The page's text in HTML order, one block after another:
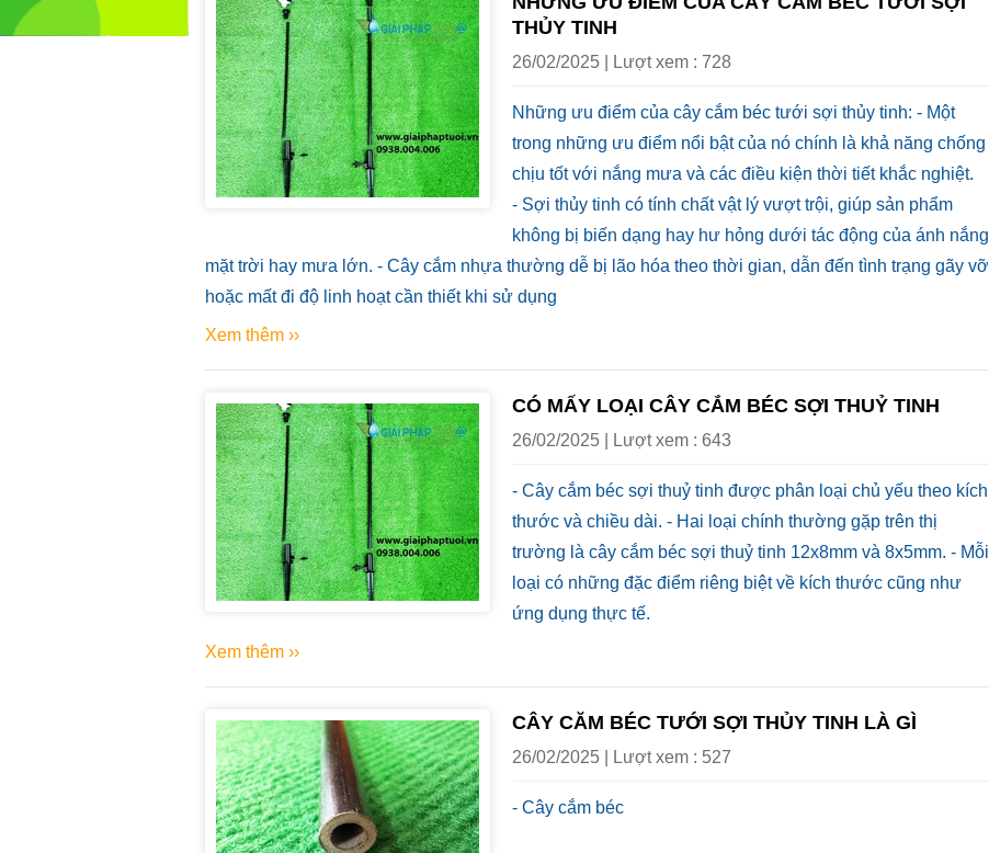
THỦY TINH
26/02/2025 | Lượt xem : 728
Những ưu điểm của cây cắm béc tưới sợi thủy tinh: - Một
trong những ưu điểm nổi bật của nó chính là khả năng chống
chịu tốt với nắng mưa và các điều kiện thời tiết khắc nghiệt.
- Sợi thủy tinh có tính chất vật lý vượt trội, giúp sản phẩm
không bị biến dạng hay hư hỏng dưới tác động của ánh nắng
mặt trời hay mưa lớn. - Cây cắm nhựa thường dễ bị lão hóa theo thời gian, dẫn đến tình trạng gãy vỡ
hoặc mất đi độ linh hoạt cần thiết khi sử dụng
Xem thêm ››
CÓ MẤY LOẠI CÂY CẮM BÉC SỢI THUỶ TINH
26/02/2025 | Lượt xem : 643
- Cây cắm béc sợi thuỷ tinh được phân loại chủ yếu theo kích
thước và chiều dài. - Hai loại chính thường gặp trên thị
trường là cây cắm béc sợi thuỷ tinh 12x8mm và 8x5mm. - Mỗi
loại có những đặc điểm riêng biệt về kích thước cũng như
ứng dụng thực tế.
Xem thêm ››
CÂY CĂM BÉC TƯỚI SỢI THỦY TINH LÀ GÌ
26/02/2025 | Lượt xem : 527
- Cây cắm béc